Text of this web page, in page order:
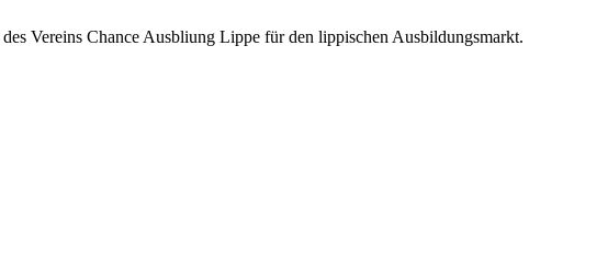
Vereins Chance Ausbliung Lippe für den lippischen Ausbildungsmarkt.